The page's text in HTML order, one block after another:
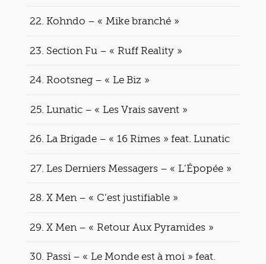
Kohndo – « Mike branché »
Section Fu – « Ruff Reality »
Rootsneg – « Le Biz »
Lunatic – « Les Vrais savent »
La Brigade – « 16 Rimes » feat. Lunatic
Les Derniers Messagers – « L’Épopée »
X Men – « C’est justifiable »
X Men – « Retour Aux Pyramides »
Passi – « Le Monde est à moi » feat.